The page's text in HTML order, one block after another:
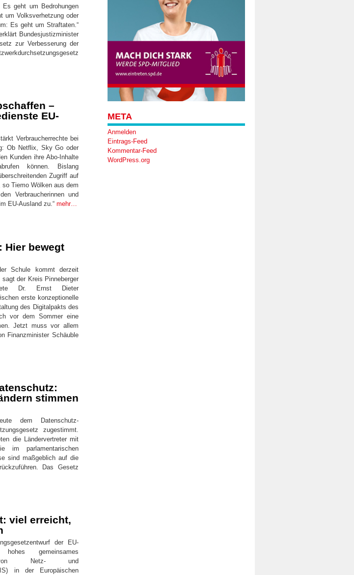
Es geht um Bedrohungen
um Volksverhetzung oder
Es geht um Straftaten.“
Bundesjustizminister
zur Verbesserung der
–
EU-
Verbraucherrechte bei
Ob Netflix, Sky Go oder
Kunden ihre Abo-Inhalte
können. Bislang
Zugriff auf
Tiemo Wölken aus dem
Verbraucherinnen und
EU-Ausland zu.“ mehr…
Hier bewegt
Schule kommt derzeit
der Kreis Pinneberger
Dr. Ernst Dieter
erste konzeptionelle
des Digitalpakts des
vor dem Sommer eine
Jetzt muss vor allem
Finanzminister Schäuble
stimmen
dem Datenschutz-
zugestimmt.
die Ländervertreter mit
im parlamentarischen
sind maßgeblich auf die
Das Gesetz
viel erreicht,
der EU-
gemeinsames
von Netz- und
in der Europäischen
META
Anmelden
Eintrags-Feed
Kommentar-Feed
WordPress.org